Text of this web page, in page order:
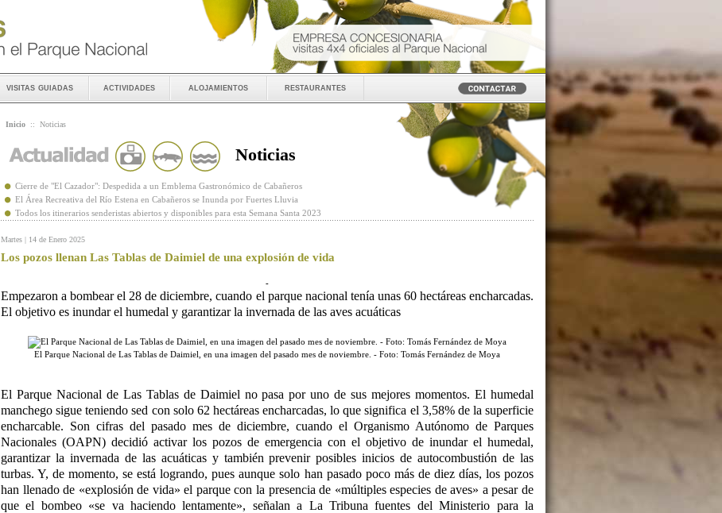
visitas guiadas actividades alojamientos restaurantes
Inicio :: Noticias
Noticias
Cierre de "El Cazador": Despedida a un Emblema Gastronómico de Cabañeros
El Área Recreativa del Río Estena en Cabañeros se Inunda por Fuertes Lluvia
Todos los itinerarios senderistas abiertos y disponibles para esta Semana Santa 2023
Martes | 14 de Enero 2025
Los pozos llenan Las Tablas de Daimiel de una explosión de vida
-
Empezaron a bombear el 28 de diciembre, cuando el parque nacional tenía unas 60 hectáreas encharcadas.
El objetivo es inundar el humedal y garantizar la invernada de las aves acuáticas
El Parque Nacional de Las Tablas de Daimiel, en una imagen del pasado mes de noviembre. - Foto: Tomás Fernández de Moya
El Parque Nacional de Las Tablas de Daimiel no pasa por uno de sus mejores momentos. El humedal
manchego sigue teniendo sed con solo 62 hectáreas encharcadas, lo que significa el 3,58% de la superficie
encharcable. Son cifras del pasado mes de diciembre, cuando el Organismo Autónomo de Parques
Nacionales (OAPN) decidió activar los pozos de emergencia con el objetivo de inundar el humedal,
garantizar la invernada de las acuáticas y también prevenir posibles inicios de autocombustión de las
turbas. Y, de momento, se está logrando, pues aunque solo han pasado poco más de diez días, los pozos
han llenado de «explosión de vida» el parque con la presencia de «múltiples especies de aves» a pesar de
que el bombeo «se va haciendo lentamente», señalan a La Tribuna fuentes del Ministerio para la